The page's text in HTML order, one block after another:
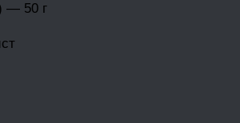
— 50 г